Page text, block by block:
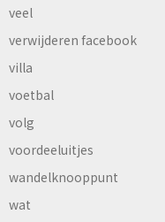
veel
verwijderen facebook
villa
voetbal
volg
voordeeluitjes
wandelknooppunt
wat